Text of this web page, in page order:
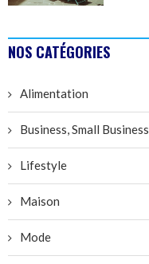
NOS CATÉGORIES
Alimentation
Business, Small Business
Lifestyle
Maison
Mode